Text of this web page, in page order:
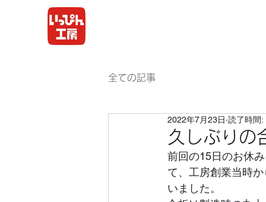
全ての記事
久しぶりの
2022年7月23日 読了時間:
前回の15日のお休
て、工房創業当時
いました。